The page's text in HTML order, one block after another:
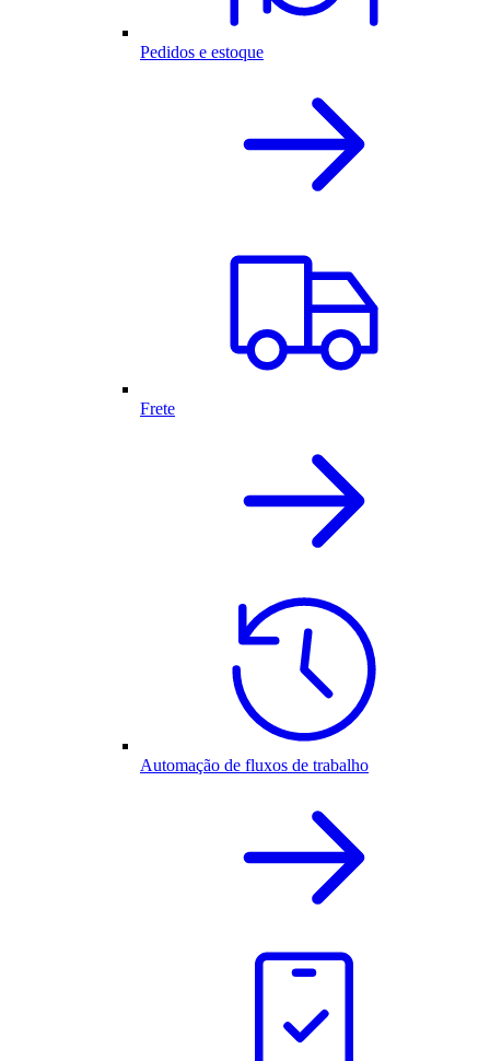
Pedidos e estoque
Frete
Automação de fluxos de trabalho